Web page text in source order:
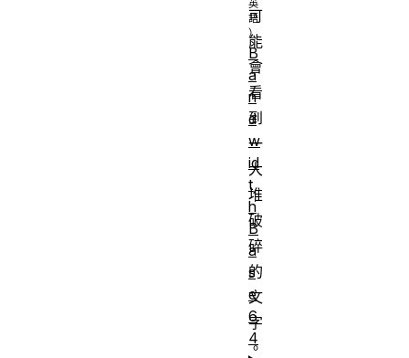
可
能
會
看
到
一
大
堆
破
碎
的
文
字
。
B
a
n
d
w
id
t
h
B
a
s
e
6
4